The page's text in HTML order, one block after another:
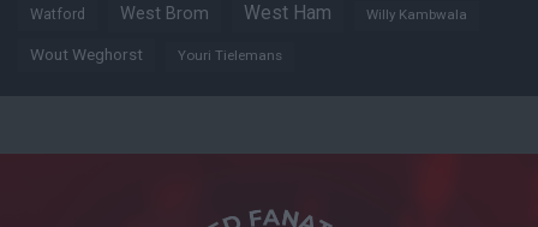
Watford West Brom West Ham Willy Kambwala
Wout Weghorst Youri Tielemans